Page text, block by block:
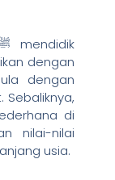
dengan
dengan
di
nilai-nilai
usia.